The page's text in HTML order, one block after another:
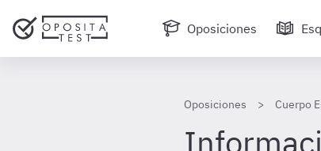
Oposiciones
Oposiciones Cuerpo